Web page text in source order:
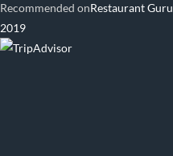
Recommended onRestaurant Guru
2019